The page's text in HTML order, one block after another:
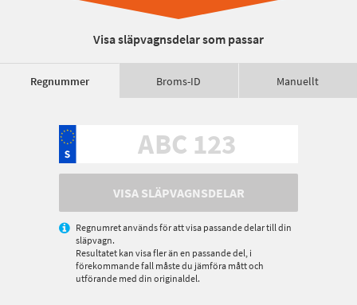
Visa släpvagnsdelar som passar
Regnummer Broms-ID Manuellt
VISA SLÄPVAGNSDELAR
Regnumret används för att visa passande delar till din
släpvagn.
Resultatet kan visa fler än en passande del, i
förekommande fall måste du jämföra mått och
utförande med din originaldel.